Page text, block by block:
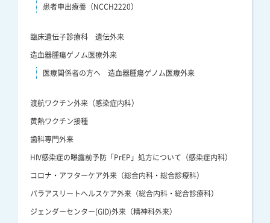
患者申出療養（NCCH2220）
臨床遺伝子診療科 遺伝外来
造血器腫瘍ゲノム医療外来
医療関係者の方へ 造血器腫瘍ゲノム医療外来
渡航ワクチン外来（感染症内科）
黄熱ワクチン接種
歯科専門外来
HIV感染症の曝露前予防「PrEP」処方について（感染症内科）
コロナ・アフターケア外来（総合内科・総合診療科）
パラアスリートヘルスケア外来（総合内科・総合診療科）
ジェンダーセンター(GID)外来（精神科外来）